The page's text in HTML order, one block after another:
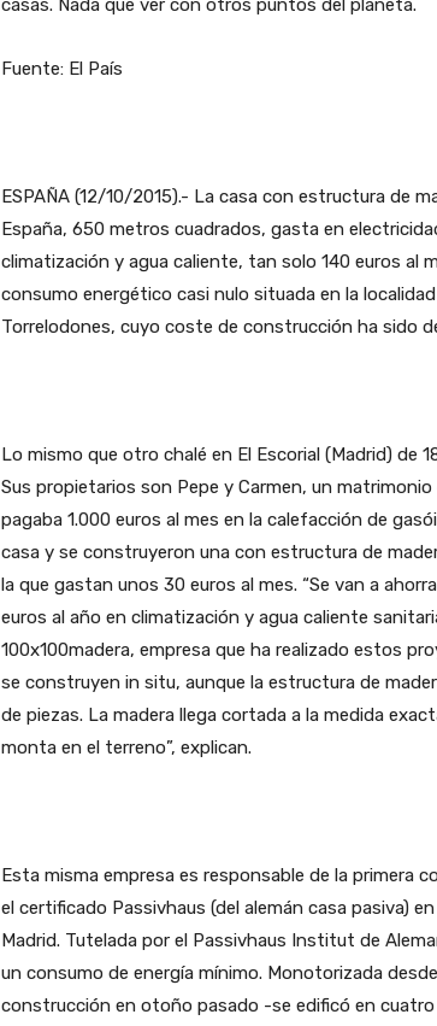
casas. Nada que ver con otros puntos del planeta.
Fuente: El País
ESPAÑA (12/10/2015).- La casa con estructura de
España, 650 metros cuadrados, gasta en
climatización y agua caliente, tan solo 140 euros al
consumo energético casi nulo situada en la
Torrelodones, cuyo coste de construcción ha sido
Lo mismo que otro chalé en El Escorial (Madrid) de
Sus propietarios son Pepe y Carmen, un
pagaba 1.000 euros al mes en la calefacción de
casa y se construyeron una con estructura de
la que gastan unos 30 euros al mes. “Se van a
euros al año en climatización y agua caliente
100x100madera, empresa que ha realizado estos
se construyen in situ, aunque la estructura de
de piezas. La madera llega cortada a la medida
monta en el terreno”, explican.
Esta misma empresa es responsable de la primera
el certificado Passivhaus (del alemán casa pasiva)
Madrid. Tutelada por el Passivhaus Institut de
un consumo de energía mínimo. Monotorizada
construcción en otoño pasado -se edificó en